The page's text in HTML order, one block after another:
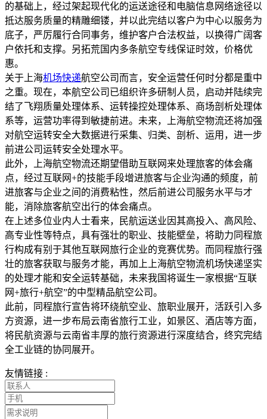
的基础上，经过架起现代化的运送途径和电脑信息网络途径以
抵达服务质量的精雕细镂，并以此完结以客户为中心以服务为
底子，严厉履行合同事务，维护客户合法权益，以换得广阔客
户依托和支撑。另拓荒国内多条航空专线保证时效，价格优
惠。
关于上海机场快递航空公司而言，安全运营任何时分都是重中
之重。现在，本航空公司已组织许多研制人员，启动并陆续完
结了飞翔质量处理体系、运转操控处理体系、商场剖析处理体
系等，运营功率得到敏捷前进。未来，上海航空物流还将加强
对航空运转安全大数据进行采集、归类、剖析、运用，进一步
前进公司运转安全处理水平。
此外，上海航空物流还期望借助互联网来处理旅客的体会痛
点，经过互联网+的技能手段增进旅客与企业沟通的频度，前
进旅客与企业之间的消费粘性，然后前进公司服务水平与才
能，消除旅客航空出行的体会痛点。
在上述多位业内人士看来，民航运送业因其高投入、高风险、
高专业性等特点，具有强壮的职业、技能壁垒，将助力同程旅
行构成有别于其他互联网旅行企业的竞赛优势。而同程旅行强
壮的旅客获取与服务才能，再加上上海航空物流机场快递坚实
的处理才能和安全运转基础，未来我国将诞生一家根据“互联
网+旅行+航空”的中型精品航空公司。
此前，同程旅行宣告将环绕航空业、旅职业展开，活跃引入多
方资源，进一步布局云南省旅行工业，如景区、酒店等方面，
将民航资源与云南省丰厚的旅行资源进行深度结合，终究完结
全工业链的协同展开。
友情链接 :